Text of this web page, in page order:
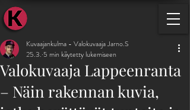
Valokuvaaja Lappeenranta
– Näin rakennan kuvia,
Kuvaajankulma - Valokuvaaja Jarno.S
25.3. 5 min käytetty lukemiseen